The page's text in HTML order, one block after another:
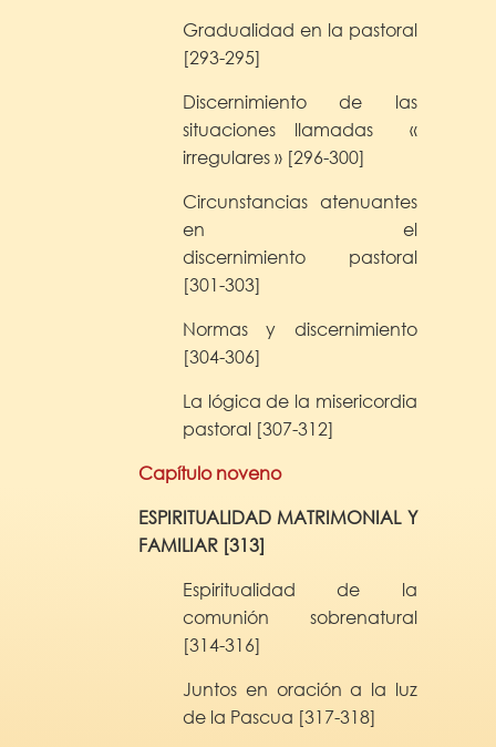
Gradualidad en la pastoral
[293-295]
Discernimiento de las
situaciones llamadas
«
irregulares » [296-300]
Circunstancias atenuantes
en el
discernimiento pastoral
[301-303]
Normas y discernimiento
[304-306]
La lógica de la misericordia
pastoral [307-312]
Capítulo noveno
ESPIRITUALIDAD MATRIMONIAL Y
FAMILIAR [313]
Espiritualidad de la
comunión sobrenatural
[314-316]
Juntos en oración a la luz
de la Pascua [317-318]